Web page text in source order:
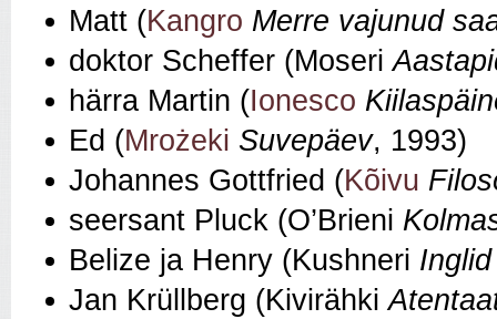
Matt (Kangro Merre vajunud
doktor Scheffer (Moseri
härra Martin (Ionesco
Ed (Mrożeki Suvepäev, 1993)
Johannes Gottfried (Kõivu
seersant Pluck (O’Brieni
Belize ja Henry (Kushneri
Jan Krüllberg (Kivirähki